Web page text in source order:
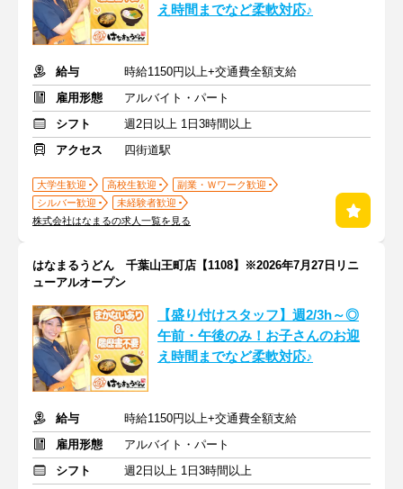
え時間までなど柔軟対応♪
給与
時給1150円以上+交通費全額支給
雇用形態
アルバイト・パート
シフト
週2日以上 1日3時間以上
アクセス
四街道駅
大学生歓迎 高校生歓迎
副業・Ｗワーク歓迎
シルバー歓迎
未経験者歓迎
株式会社はなまるの求人一覧を見る
はなまるうどん 千葉山王町店【1108】※2026年7月27日リニ
ューアルオープン
【盛り付けスタッフ】週2/3h～◎
午前・午後のみ！お子さんのお迎
え時間までなど柔軟対応♪
給与
時給1150円以上+交通費全額支給
雇用形態
アルバイト・パート
シフト
週2日以上 1日3時間以上